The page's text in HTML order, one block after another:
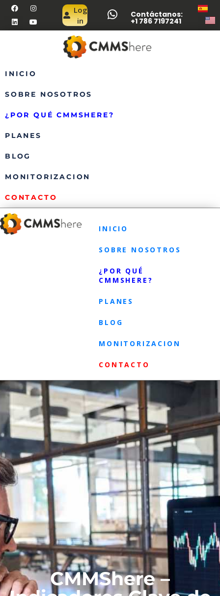
Log
in
Contáctanos:
+1 786 7197241
INICIO
SOBRE NOSOTROS
¿POR QUÉ CMMSHERE?
PLANES
BLOG
MONITORIZACION
CONTACTO
INICIO
SOBRE NOSOTROS
¿POR QUÉ
CMMSHERE?
PLANES
BLOG
MONITORIZACION
CONTACTO
CMMShere –